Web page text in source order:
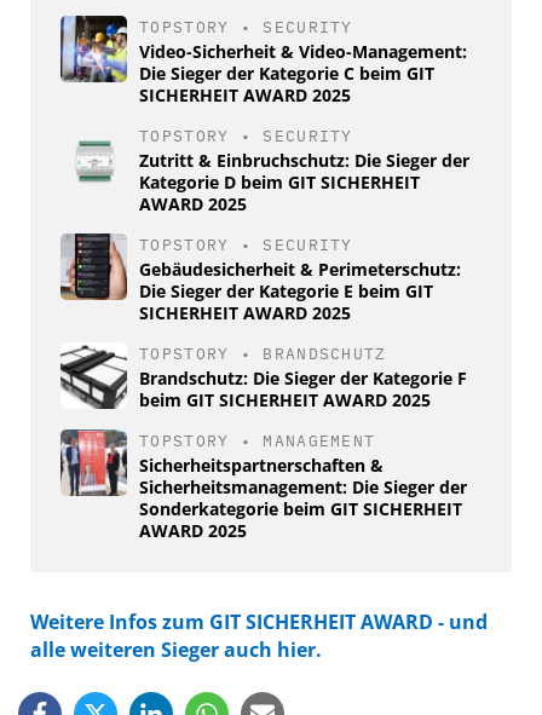
TOPSTORY • SECURITY
Video-Sicherheit & Video-Management:
Die Sieger der Kategorie C beim GIT
SICHERHEIT AWARD 2025
TOPSTORY • SECURITY
Zutritt & Einbruchschutz: Die Sieger der
Kategorie D beim GIT SICHERHEIT
AWARD 2025
TOPSTORY • SECURITY
Gebäudesicherheit & Perimeterschutz:
Die Sieger der Kategorie E beim GIT
SICHERHEIT AWARD 2025
TOPSTORY • BRANDSCHUTZ
Brandschutz: Die Sieger der Kategorie F
beim GIT SICHERHEIT AWARD 2025
TOPSTORY • MANAGEMENT
Sicherheitspartnerschaften &
Sicherheitsmanagement: Die Sieger der
Sonderkategorie beim GIT SICHERHEIT
AWARD 2025
Weitere Infos zum GIT SICHERHEIT AWARD - und
alle weiteren Sieger auch hier.